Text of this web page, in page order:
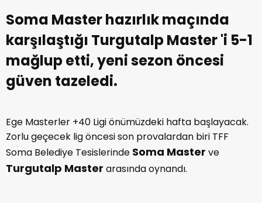
Soma Master hazırlık maçında
karşılaştığı Turgutalp Master 'i 5-1
mağlup etti, yeni sezon öncesi
güven tazeledi.
Ege Masterler +40 Ligi önümüzdeki hafta başlayacak.
Zorlu geçecek lig öncesi son provalardan biri TFF
Soma Belediye Tesislerinde Soma Master ve
Turgutalp Master arasında oynandı.